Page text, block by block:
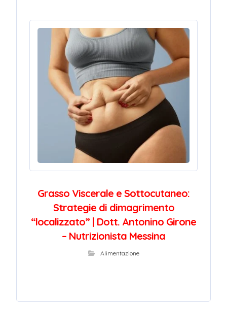
Grasso Viscerale e Sottocutaneo:
Strategie di dimagrimento
“localizzato” | Dott. Antonino Girone
– Nutrizionista Messina
Alimentazione